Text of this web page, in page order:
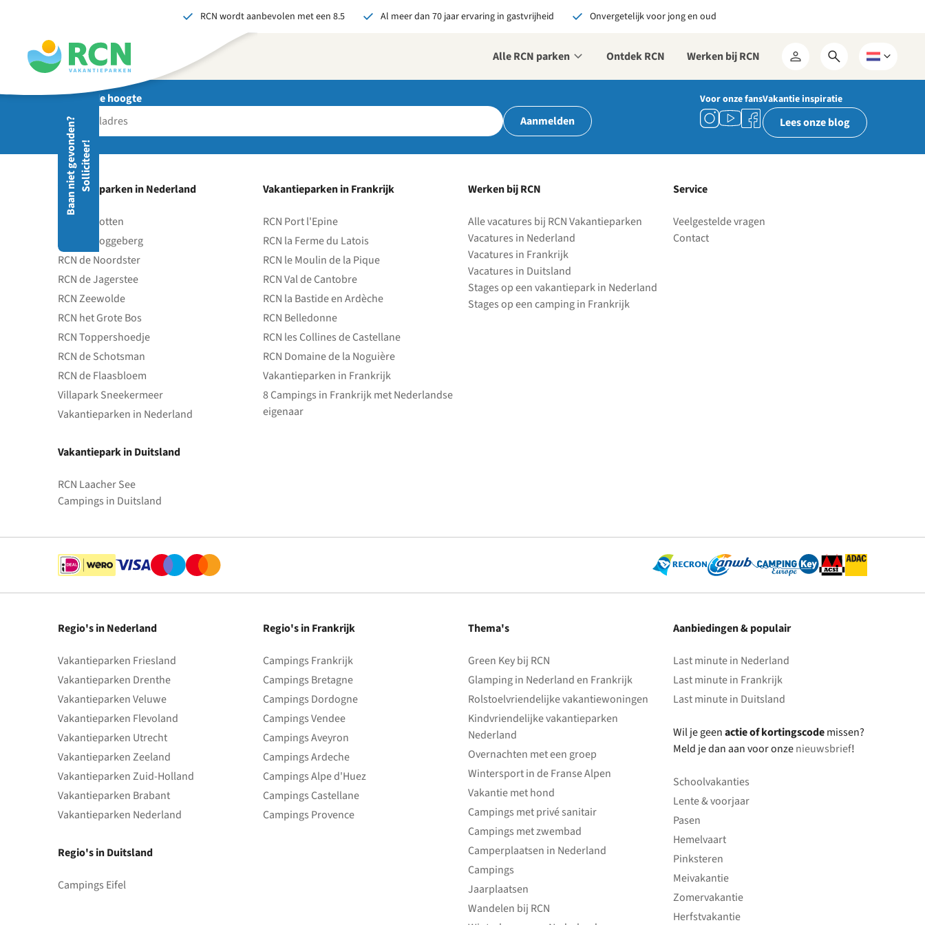
hoofdnavigatie
hoofdinhoud
voettekstinhoud
RCN wordt aanbevolen met een 8.5 Al meer dan 70 jaar ervaring in gastvrijheid Onvergetelijk voor jong en oud
Alle RCN parken Ontdek RCN Werken bij RCN
Mijn
RCN
Open
zoekformulier
Kies
een
B
a
a
n
n
i
e
t
g
e
v
on
d
e
n
?
S
o
l
l
i
c
i
t
e
e
r!
Wij zijn altijd op zoek naar
gedreven en enthousiaste
versterken!
Blijf op de hoogte
Aanmelden
Voor onze fansVakantie inspiratie
Lees onze blog
Vakantieparken in Nederland
RCN de Potten
RCN de Roggeberg
RCN de Noordster
RCN de Jagerstee
RCN Zeewolde
RCN het Grote Bos
RCN Toppershoedje
RCN de Schotsman
RCN de Flaasbloem
Villapark Sneekermeer
Vakantieparken in Nederland
Vakantiepark in Duitsland
RCN Laacher See
Campings in Duitsland
Vakantieparken in Frankrijk
RCN Port l'Epine
RCN la Ferme du Latois
RCN le Moulin de la Pique
RCN Val de Cantobre
RCN la Bastide en Ardèche
RCN Belledonne
RCN les Collines de Castellane
RCN Domaine de la Noguière
Vakantieparken in Frankrijk
8 Campings in Frankrijk met Nederlandse
eigenaar
Werken bij RCN
Alle vacatures bij RCN Vakantieparken
Vacatures in Nederland
Vacatures in Frankrijk
Vacatures in Duitsland
Stages op een vakantiepark in Nederland
Stages op een camping in Frankrijk
Service
Veelgestelde vragen
Contact
Regio's in Nederland
Vakantieparken Friesland
Vakantieparken Drenthe
Vakantieparken Veluwe
Vakantieparken Flevoland
Vakantieparken Utrecht
Vakantieparken Zeeland
Vakantieparken Zuid-Holland
Vakantieparken Brabant
Vakantieparken Nederland
Regio's in Duitsland
Campings Eifel
Regio's in Frankrijk
Campings Frankrijk
Campings Bretagne
Campings Dordogne
Campings Vendee
Campings Aveyron
Campings Ardeche
Campings Alpe d'Huez
Campings Castellane
Campings Provence
Thema's
Green Key bij RCN
Glamping in Nederland en Frankrijk
Rolstoelvriendelijke vakantiewoningen
Kindvriendelijke vakantieparken
Nederland
Overnachten met een groep
Wintersport in de Franse Alpen
Vakantie met hond
Campings met privé sanitair
Campings met zwembad
Camperplaatsen in Nederland
Campings
Jaarplaatsen
Wandelen bij RCN
Aanbiedingen & populair
Last minute in Nederland
Last minute in Frankrijk
Last minute in Duitsland
Wil je geenactie of kortingscodemissen?
Meld je dan aan voor onzenieuwsbrief!
Schoolvakanties
Lente & voorjaar
Pasen
Hemelvaart
Pinksteren
Meivakantie
Zomervakantie
Herfstvakantie